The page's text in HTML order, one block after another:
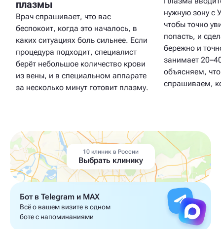
плазмы
Врач спрашивает, что вас
беспокоит, когда это началось, в
каких ситуациях боль сильнее. Если
процедура подходит, специалист
берёт небольшое количество крови
из вены, и в специальном аппарате
за несколько минут готовит плазму.
нужную зону с
чтобы точно
попасть, и
бережно и
занимает
объясняем,
спрашиваем,
10 клиник в России
Выбрать клинику
Бот в Telegram и MAX
Всё о вашем визите в одном
боте с напоминаниями